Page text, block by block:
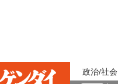
政治/社会